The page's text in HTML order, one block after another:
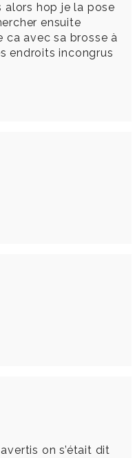
alors hop je la pose
ensuite
avec sa brosse à
endroits incongrus
on s’était dit